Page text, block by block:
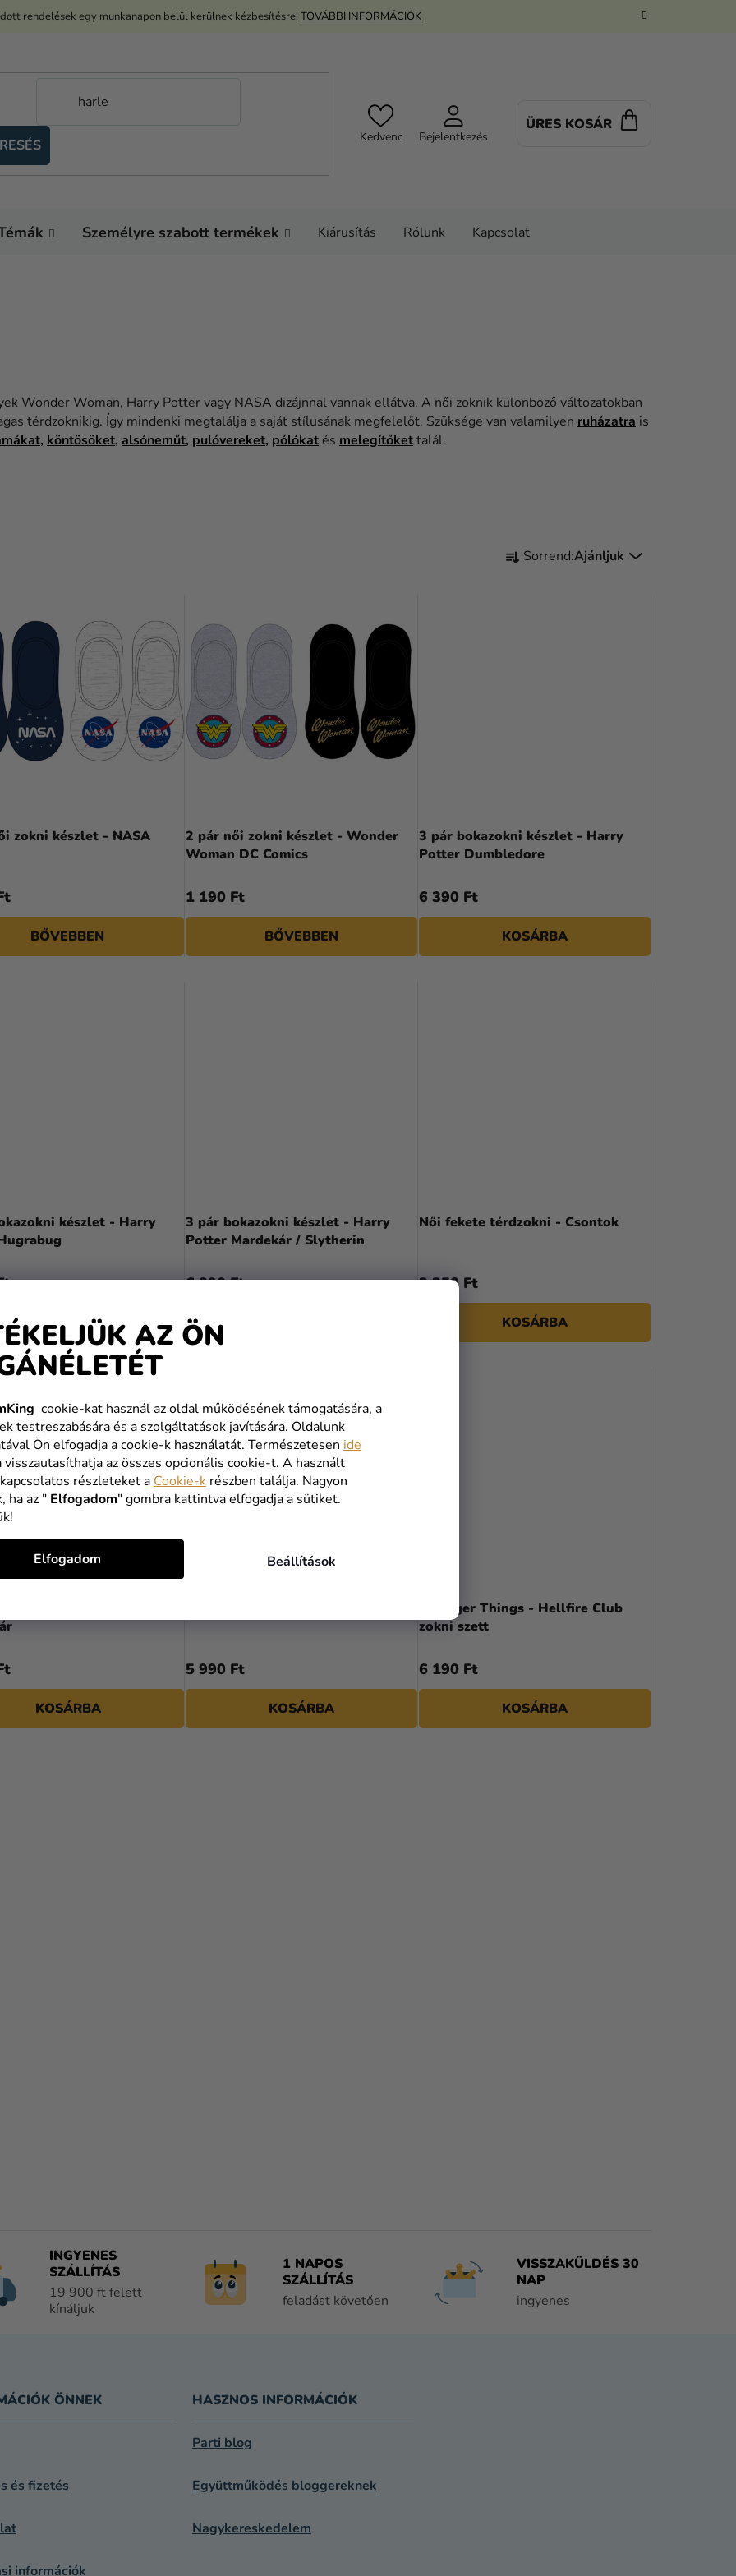
AZ ÖN
cookie-kat használ az oldal működésének támogatására, a
testreszabására és a szolgáltatások javítására. Oldalunk
Ön elfogadja a cookie-k használatát. Természetesen ide
az összes opcionális cookie-t. A használt
részleteket a Cookie-k részben találja. Nagyon
ha az " Elfogadom" gombra kattintva elfogadja a sütiket.
Beállítások
Elfogadom
rendelések egy munkanapon belül kerülnek kézbesítésre! TOVÁBBI INFORMÁCIÓK
Kedvenc Bejelentkezés
ÜRES KOSÁR
Személyre szabott termékek Kiárusítás Rólunk Kapcsolat
Wonder Woman, Harry Potter vagy NASA dizájnnal vannak ellátva. A női zoknik különböző változatokban
térdzoknikig. Így mindenki megtalálja a saját stílusának megfelelőt. Szüksége van valamilyen ruházatra is
, köntösöket, alsóneműt, pulóvereket, pólókat és melegítőkettalál.
T
N
D
Z
É
Sorrend:Ajánljuk
zokni készlet - NASA
BŐVEBBEN
2 pár női zokni készlet - Wonder
Woman DC Comics
1 190 Ft
BŐVEBBEN
3 pár bokazokni készlet - Harry
Potter Dumbledore
6 390 Ft
KOSÁRBA
készlet - Harry
KOSÁRBA
3 pár bokazokni készlet - Harry
Potter Mardekár / Slytherin
6 390 Ft
Női fekete térdzokni - Csontok
3 350 Ft
KOSÁRBA
KOSÁRBA
5 990 Ft
KOSÁRBA
Stranger Things - Hellfire Club
zokni szett
6 190 Ft
KOSÁRBA
S
E
E
E
INGYENES
SZÁLLÍTÁS
19 900 ft felett
kínáljuk
1 NAPOS
SZÁLLÍTÁS
feladást követően
VISSZAKÜLDÉS 30
NAP
ingyenes
ÖNNEK
és fizetés
információk
HASZNOS INFORMÁCIÓK
Parti blog
Együttműködés bloggereknek
Nagykereskedelem